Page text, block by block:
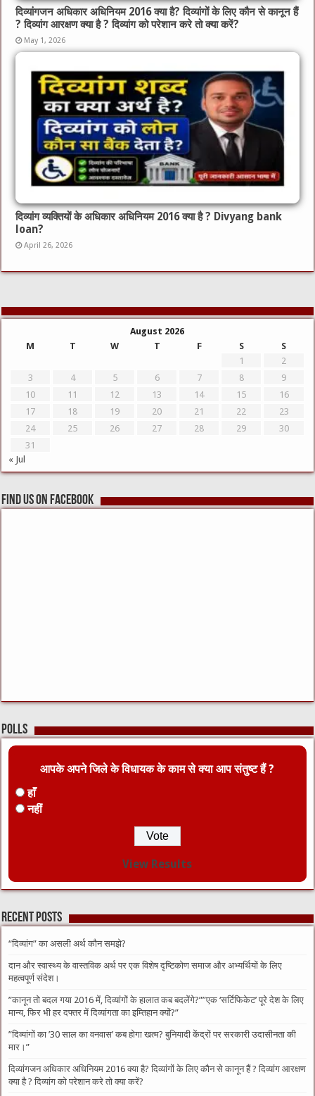
दिव्यांगजन अधिकार अधिनियम 2016 क्या है? दिव्यांगों के लिए कौन से कानून हैं
? दिव्यांग आरक्षण क्या है ? दिव्यांग को परेशान करे तो क्या करें?
May 1, 2026
दिव्यांग व्यक्तियों के अधिकार अधिनियम 2016 क्या है ? Divyang bank
loan?
April 26, 2026
August 2026
M
T W T F S
S
1
2
3
4 5 6 7 8
9
10
11 12 13 14 15
16
17
18 19 20 21 22
23
24
25 26 27 28 29
30
31
« Jul
Find us on Facebook
Polls
आपके अपने जिले के विधायक के काम से क्या आप संतुष्ट हैं ?
हाँ
नहीं
View Results
Recent Posts
“दिव्यांग” का असली अर्थ कौन समझे?
दान और स्वास्थ्य के वास्तविक अर्थ पर एक विशेष दृष्टिकोण समाज और अभ्यर्थियों के लिए
महत्वपूर्ण संदेश।
​”कानून तो बदल गया 2016 में, दिव्यांगों के हालात कब बदलेंगे?”​”एक ‘सर्टिफिकेट’ पूरे देश के लिए
मान्य, फिर भी हर दफ्तर में दिव्यांगता का इम्तिहान क्यों?”
​”दिव्यांगों का ’30 साल का वनवास’ कब होगा खत्म? बुनियादी केंद्रों पर सरकारी उदासीनता की
मार।”
दिव्यांगजन अधिकार अधिनियम 2016 क्या है? दिव्यांगों के लिए कौन से कानून हैं ? दिव्यांग आरक्षण
क्या है ? दिव्यांग को परेशान करे तो क्या करें?